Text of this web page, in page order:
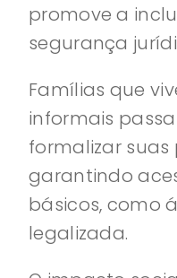
promove a
segurança
Famílias que
informais
formalizar suas
garantindo
básicos, como
legalizada.